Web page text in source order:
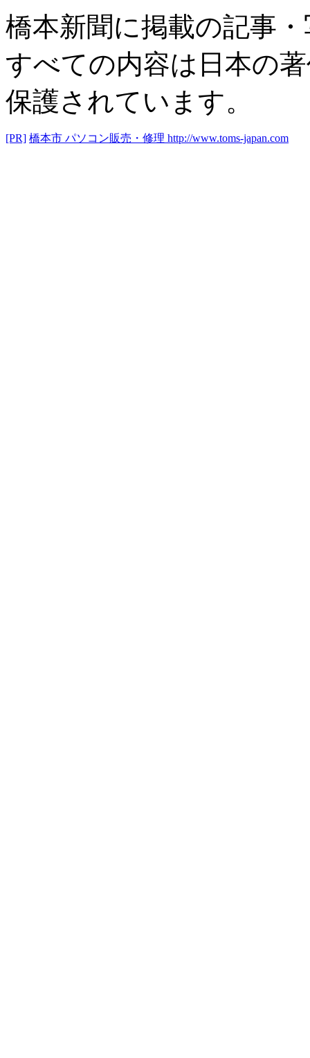
橋本新聞に掲載の記事
すべての内容は日本の
保護されています。
[PR] 橋本市 パソコン販売・修理 http://www.toms-japan.com